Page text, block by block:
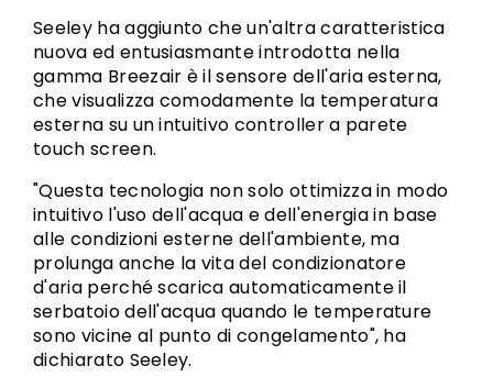
Seeley ha aggiunto che un'altra caratteristica
nuova ed entusiasmante introdotta nella
gamma Breezair è il sensore dell'aria esterna,
che visualizza comodamente la temperatura
esterna su un intuitivo controller a parete
touch screen.
"Questa tecnologia non solo ottimizza in modo
intuitivo l'uso dell'acqua e dell'energia in base
alle condizioni esterne dell'ambiente, ma
prolunga anche la vita del condizionatore
d'aria perché scarica automaticamente il
serbatoio dell'acqua quando le temperature
sono vicine al punto di congelamento", ha
dichiarato Seeley.